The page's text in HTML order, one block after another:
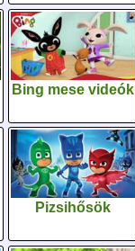
Bing mese videók
Pizsihősök